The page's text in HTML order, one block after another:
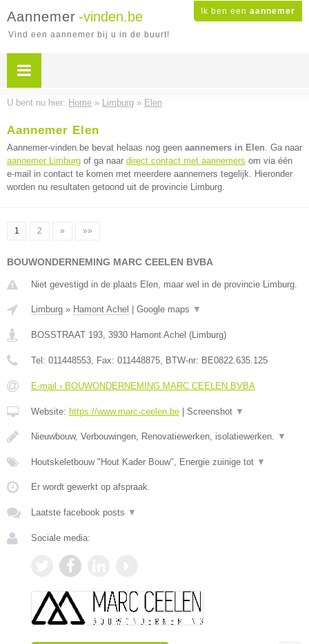
Ik ben een aannemer
Aannemer -vinden.be
Vind een aannemer bij u in de buurt!
U bent nu hier: Home » Limburg » Elen
Aannemer Elen
Aannemer-vinden.be bevat helaas nog geen aannemers in Elen. Ga naar
aannemer Limburg of ga naar direct contact met aannemers om via één
e-mail in contact te komen met meerdere aannemers tegelijk. Hieronder
worden nu resultaten getoond uit de provincie Limburg.
1 2 » »»
BOUWONDERNEMING MARC CEELEN BVBA
Niet gevestigd in de plaats Elen, maar wel in de provincie Limburg.
Limburg » Hamont Achel Google maps ▼
BOSSTRAAT 193, 3930 Hamont Achel (Limburg)
Tel: 011448553, Fax: 011448875, BTW-nr: BE0822.635.125
E-mail › BOUWONDERNEMING MARC CEELEN BVBA
Website: https://www.marc-ceelen.be Screenshot ▼
Nieuwbouw, Verbouwingen, Renovatiewerken, isolatiewerken. ▼
Houtskeletbouw "Hout Kader Bouw", Energie zuinige tot ▼
Er wordt gewerkt op afspraak.
Laatste facebook posts ▼
Sociale media: